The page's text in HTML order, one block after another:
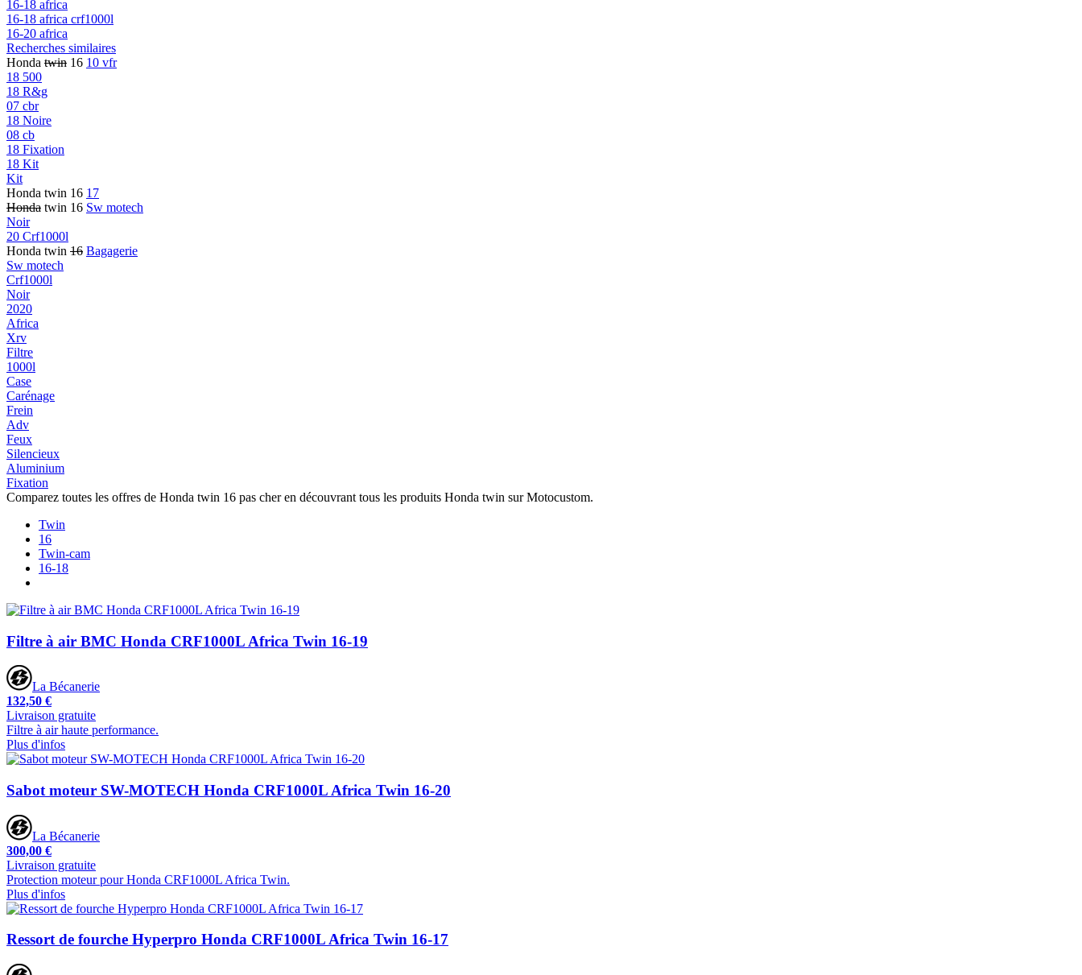
16-18 africa
16-18 africa crf1000l
16-20 africa
Recherches similaires
Honda twin 16 10 vfr
18 500
18 R&g
07 cbr
18 Noire
08 cb
18 Fixation
18 Kit
Kit
Honda twin 16 17
Honda twin 16 Sw motech
Noir
20 Crf1000l
Honda twin 16 Bagagerie
Sw motech
Crf1000l
Noir
2020
Africa
Xrv
Filtre
1000l
Case
Carénage
Frein
Adv
Feux
Silencieux
Aluminium
Fixation
Comparez toutes les offres de Honda twin 16 pas cher en découvrant tous les produits Honda twin sur Motocustom.
Twin
16
Twin-cam
16-18
Filtre à air BMC Honda CRF1000L Africa Twin 16-19
La Bécanerie
132,50 €
Livraison gratuite
Filtre à air haute performance.
Plus d'infos
Sabot moteur SW-MOTECH Honda CRF1000L Africa Twin 16-20
La Bécanerie
300,00 €
Livraison gratuite
Protection moteur pour Honda CRF1000L Africa Twin.
Plus d'infos
Ressort de fourche Hyperpro Honda CRF1000L Africa Twin 16-17